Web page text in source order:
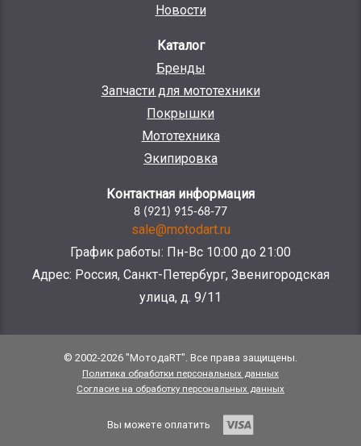
Новости
Каталог
Бренды
Запчасти для мототехники
Покрышки
Мототехника
Экипировка
Контактная информация
8 (921) 915-68-77
sale@motodart.ru
График работы: Пн-Вс 10:00 до 21:00
Адрес: Россия, Санкт-Петербург, Звенигородская
улица, д. 9/11
© 2002-2026 "МотодаRT". Все права защищены.
Политика обработки персональных данных
Согласие на обработку персональных данных
Вы можете оплатить